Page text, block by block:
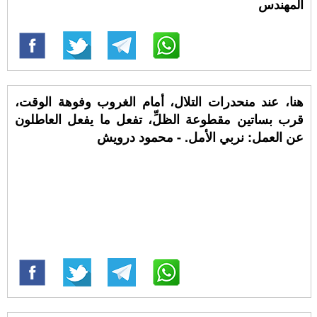
المهندس
هنا، عند منحدرات التلال، أمام الغروب وفوهة الوقت،
قرب بساتين مقطوعة الظلِّ، تفعل ما يفعل العاطلون
عن العمل: نربي الأمل. - محمود درويش